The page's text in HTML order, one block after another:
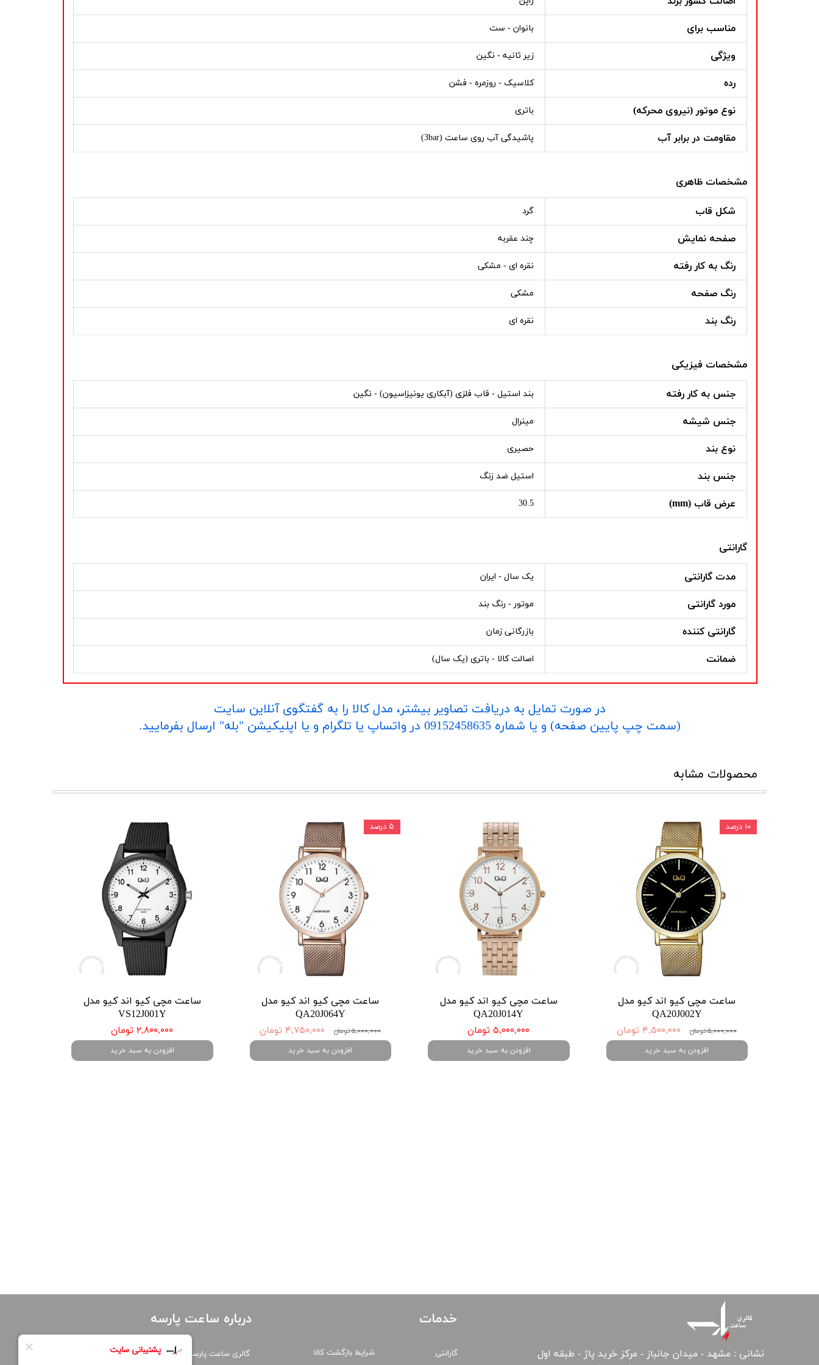
مناسب برای بانوان - ست
ویژگی زیر ثانیه - نگین
رده کلاسیک - روزمره - فشن
نوع موتور (نیروی محرکه) باتری
مقاومت در برابر آب پاشیدگی آب روی ساعت (3bar)
مشخصات ظاهری
شکل قاب گرد
صفحه نمایش چند عقربه
رنگ به کار رفته نقره ای - مشکی
رنگ صفحه مشکی
رنگ بند نقره ای
مشخصات فیزیکی
جنس به کار رفته بند استیل - قاب فلزی (آبکاری یونیزاسیون) - نگین
جنس شیشه مینرال
نوع بند حصیری
جنس بند استیل ضد زنگ
عرض قاب (mm) 30.5
گارانتی
مدت گارانتی یک سال - ایران
مورد گارانتی موتور - رنگ بند
گارانتی کننده بازرگانی زمان
ضمانت اصالت کالا - باتری (یک سال)
در صورت تمایل به دریافت تصاویر بیشتر، مدل کالا را به گفتگوی آنلاین سایت
​​​​​​​(سمت چپ پایین صفحه) و یا شماره 09152458635 در واتساپ یا تلگرام و یا اپلیکیشن "بله" ارسال بفرمایید.
محصولات مشابه
ساعت مچی کیو اند کیو مدل
QA20J002Y
۵,۰۰۰,۰۰۰ تومان ۴,۵۰۰,۰۰۰ تومان
افزودن به سبد خرید
۱۰ درصد
ساعت مچی کیو اند کیو مدل
QA20J014Y
۵,۰۰۰,۰۰۰ تومان
افزودن به سبد خرید
ساعت مچی کیو اند کیو مدل
QA20J064Y
۵,۰۰۰,۰۰۰ تومان ۴,۷۵۰,۰۰۰ تومان
افزودن به سبد خرید
۵ درصد
ساعت مچی کیو اند کیو مدل
VS12J001Y
۲,۸۰۰,۰۰۰ تومان
افزودن به سبد خرید
نشانی : مشهد - میدان جانباز - مرکز خرید پاژ - طبقه اول
خدمات
گارانتی
درباره ساعت پارسه
گالری ساعت پارسه شرایط بازگشت کالا